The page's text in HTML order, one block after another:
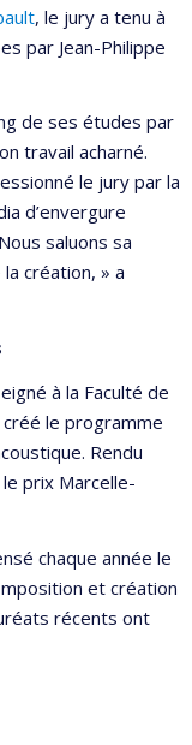
, le jury a tenu à
par Jean-Philippe
de ses études par
travail acharné.
le jury par la
d’envergure
saluons sa
création, » a
à la Faculté de
le programme
Rendu
prix Marcelle-
chaque année le
et création
récents ont